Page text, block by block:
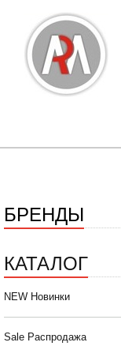
БРЕНДЫ
КАТАЛОГ
NEW Новинки
Sale Распродажа